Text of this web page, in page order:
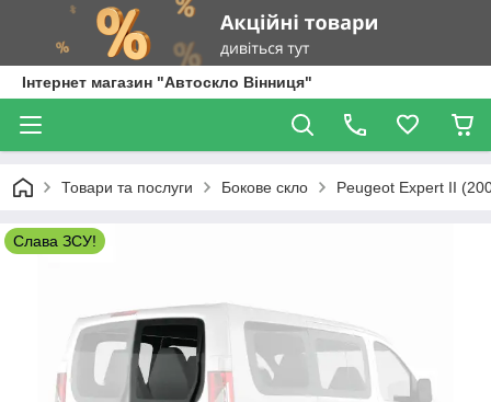
Інтернет магазин "Автоскло Вінниця"
Товари та послуги Бокове скло Peugeot Expert II
Слава ЗСУ!